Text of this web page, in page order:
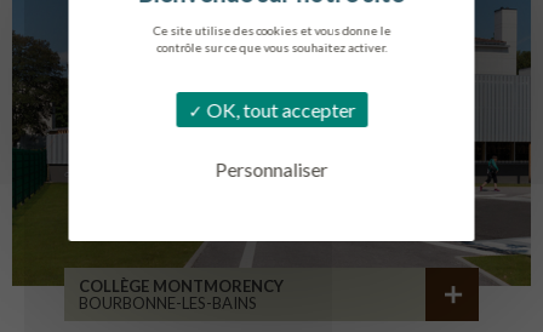
Ce site utilise des cookies et vous donne le
contrôle sur ce que vous souhaitez activer.
OK, tout accepter
Personnaliser
COLLÈGE MONTMORENCY
BOURBONNE-LES-BAINS